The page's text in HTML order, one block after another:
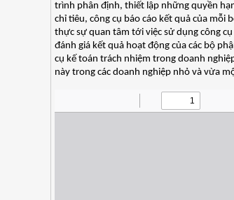
trình phân định, thiết lập những quyền
chỉ tiêu, công cụ báo cáo kết quả của mỗi
thực sự quan tâm tới việc sử dụng công
đánh giá kết quả hoạt động của các bộ
cụ kế toán trách nhiệm trong doanh
này trong các doanh nghiệp nhỏ và vừa